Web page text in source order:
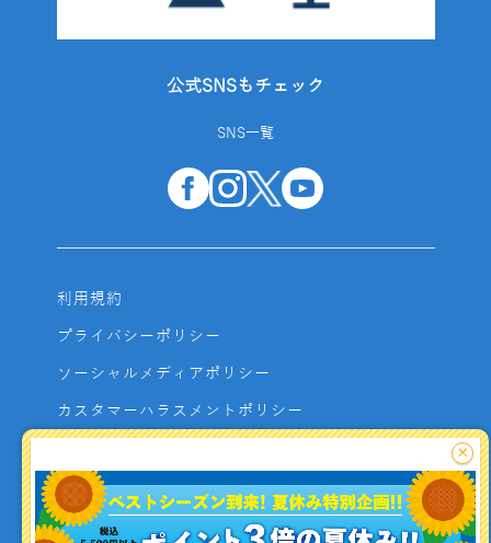
公式SNSもチェック
SNS一覧
利用規約
プライバシーポリシー
ソーシャルメディアポリシー
カスタマーハラスメントポリシー
よくあるご質問
お問い合わせ
×